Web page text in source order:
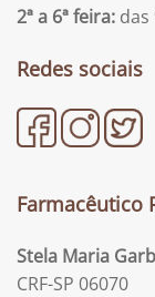
2ª a 6ª feira: das
Redes sociais
Farmacêutico
Stela Maria
CRF-SP 06070